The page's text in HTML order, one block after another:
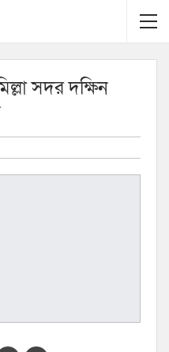
সদর দক্ষিন